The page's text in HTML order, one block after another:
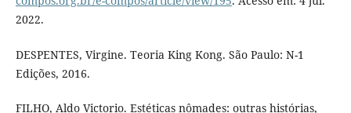
2022.
DESPENTES, Virgine. Teoria King Kong. São Paulo: N-1
Edições, 2016.
FILHO, Aldo Victorio. Estéticas nômades: outras histórias,